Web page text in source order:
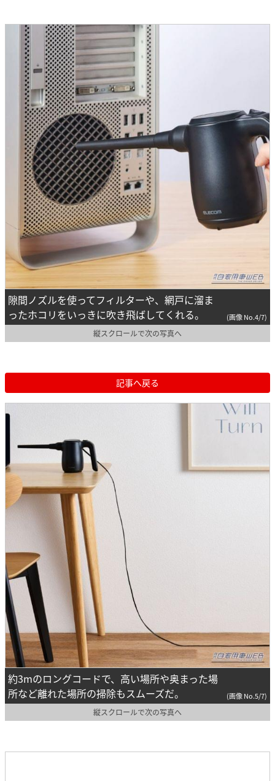
隙間ノズルを使ってフィルターや、網戸に溜ま
ったホコリをいっきに吹き飛ばしてくれる。
(画像 No.4/7)
縦スクロールで次の写真へ
記事へ戻る
約3mのロングコードで、高い場所や奥まった場
所など離れた場所の掃除もスムーズだ。
(画像 No.5/7)
縦スクロールで次の写真へ